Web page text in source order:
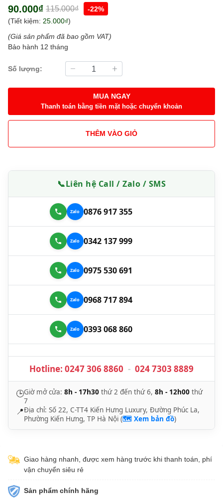
90.000₫ 115.000₫
-22%
(Tiết kiệm: 25.000₫)
(Giá sản phẩm đã bao gồm VAT)
Bảo hành 12 tháng
Số lượng:
MUA NGAY
Thanh toán bằng tiền mặt hoặc chuyển khoản
THÊM VÀO GIỎ
📞Liên hệ Call / Zalo / SMS
0876 917 355
0342 137 999
0975 530 691
0968 717 894
0393 068 860
Hotline: 0247 306 8860 - 024 7303 8889
🕒Giờ mở cửa: 8h - 17h30 thứ 2 đến thứ 6, 8h - 12h00 thứ
7
📍Địa chỉ: Số 22, C-TT4 Kiến Hưng Luxury, Đường Phúc La,
Phường Kiến Hưng, TP Hà Nội (🗺️ Xem bản đồ)
Giao hàng nhanh, được xem hàng trước khi thanh toán, phí
vận chuyển siêu rẻ
Sản phẩm chính hãng